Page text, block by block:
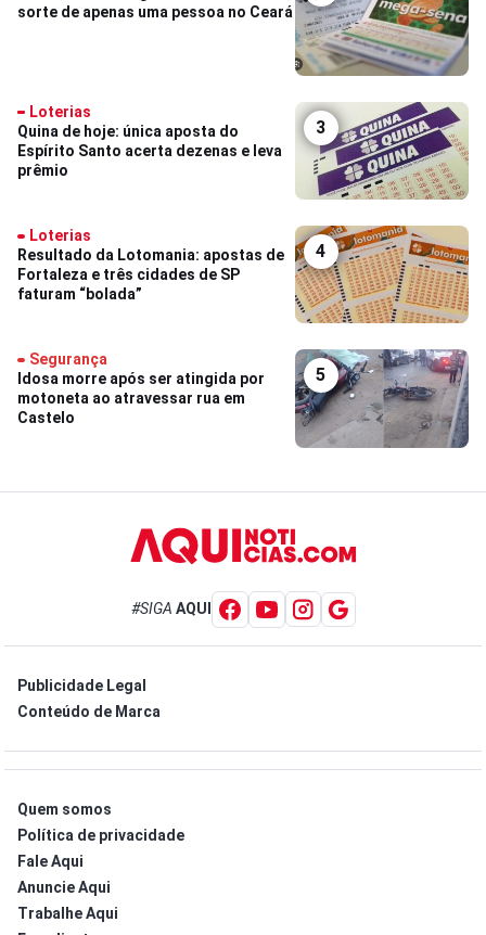
sorte de apenas uma pessoa no Ceará
3
Loterias
Quina de hoje: única aposta do
Espírito Santo acerta dezenas e leva
prêmio
4
Loterias
Resultado da Lotomania: apostas de
Fortaleza e três cidades de SP
faturam “bolada”
5
Segurança
Idosa morre após ser atingida por
motoneta ao atravessar rua em
Castelo
#SIGA AQUI
Publicidade Legal
Conteúdo de Marca
Quem somos
Política de privacidade
Fale Aqui
Anuncie Aqui
Trabalhe Aqui